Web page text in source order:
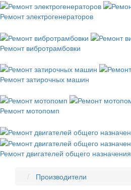
Ремонт электрогенераторов
Ремонт вибротрамбовки
Ремонт затирочных машин
Ремонт мотопомп
Ремонт двигателей общего назначения
Производители